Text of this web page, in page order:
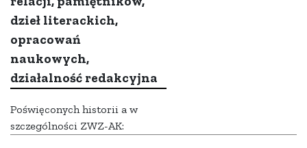
dzieł literackich,
opracowań
naukowych,
działalność redakcyjna
Poświęconych historii a w
szczególności ZWZ-AK: